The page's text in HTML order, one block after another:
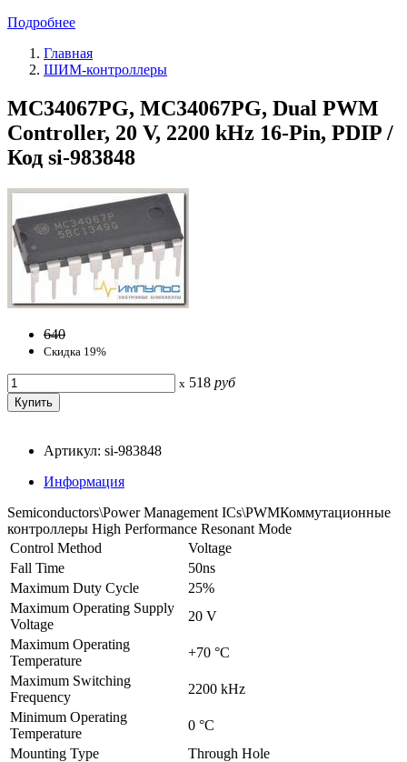
Подробнее
Главная
ШИМ-контроллеры
MC34067PG, MC34067PG, Dual PWM
Controller, 20 V, 2200 kHz 16-Pin, PDIP /
Код si-983848
640
Скидка 19%
x 518 руб
Артикул: si-983848
Информация
Semiconductors\Power Management ICs\PWMКоммутационные
контроллеры High Performance Resonant Mode
Control Method
Voltage
Fall Time
50ns
Maximum Duty Cycle
25%
Maximum Operating Supply
Voltage
20 V
Maximum Operating
Temperature
+70 °C
Maximum Switching
Frequency
2200 kHz
Minimum Operating
Temperature
0 °C
Mounting Type
Through Hole